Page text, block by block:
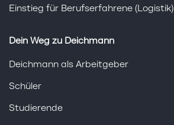
Einstieg für Berufserfahrene (Logistik)
Dein Weg zu Deichmann
Deichmann als Arbeitgeber
Schüler
Studierende